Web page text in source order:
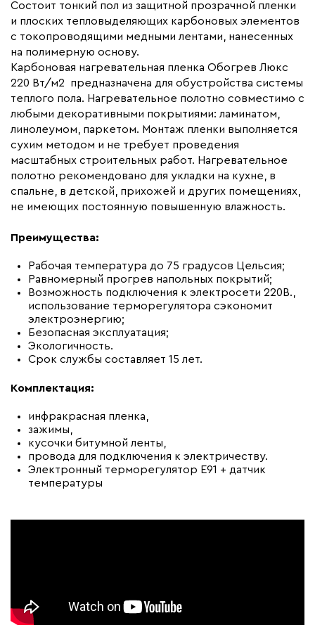
Макс. ток нагрузки (А) 6.0
Ширина (мм) 500
Толщина (мм)
Длина установочного провода, м 2x6,5
Страна производства
Гарантия (год)
Срок службы(год) 15
Вес (кг)
Коллекция
Комплекты Обогрев Люкс
50PL
Состоит тонкий пол из защитной прозрачной пленки
и плоских тепловыделяющих карбоновых элементов
с токопроводящими медными лентами, нанесенных
на полимерную основу.
Карбоновая нагревательная пленка Обогрев Люкс
220 Вт/м2 предназначена для обустройства системы
теплого пола. Нагревательное полотно совместимо с
любыми декоративными покрытиями: ламинатом,
линолеумом, паркетом. Монтаж пленки выполняется
сухим методом и не требует проведения
масштабных строительных работ. Нагревательное
полотно рекомендовано для укладки на кухне, в
спальне, в детской, прихожей и других помещениях,
не имеющих постоянную повышенную влажность.
Преимущества:
Рабочая температура до 75 градусов Цельсия;
Равномерный прогрев напольных покрытий;
Возможность подключения к электросети 220В.,
использование терморегулятора сэкономит
электроэнергию;
Безопасная эксплуатация;
Экологичность.
Срок службы составляет 15 лет.
Комплектация:
инфракрасная пленка,
зажимы,
кусочки битумной ленты,
провода для подключения к электричеству.
Электронный терморегулятор E91 + датчик
температуры